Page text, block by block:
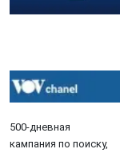
500-дневная
кампания по поиску,